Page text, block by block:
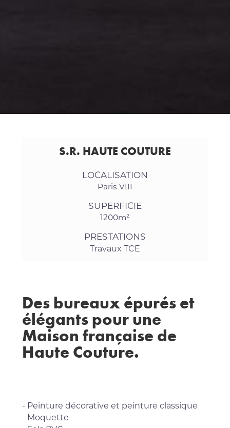
Des bureaux épurés et
élégants pour une
Maison française de
Haute Couture.
- Peinture décorative et peinture classique
- Moquette
S.R. HAUTE COUTURE
LOCALISATION
Paris VIII
SUPERFICIE
1200m²
PRESTATIONS
Travaux TCE